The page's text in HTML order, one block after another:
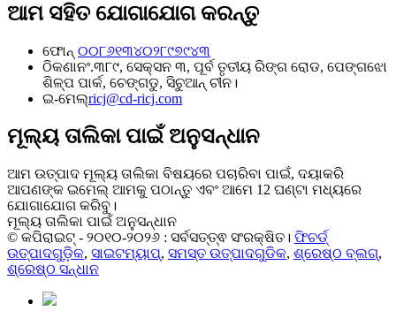
ଆମ ସହିତ ଯୋଗାଯୋଗ କରନ୍ତୁ
ଫୋନ୍‌ ୦୦୮୬୧୩୪୦୨୮୯୭୯୪୩
ଠିକଣାନଂ.୩୮୯, ସେକ୍ସନ ୩, ପୂର୍ବ ତୃତୀୟ ରିଙ୍ଗ ରୋଡ, ପେଙ୍ଗଝୋ
ଶିଳ୍ପ ପାର୍କ, ଚେଙ୍ଗଡୁ, ସିଚୁଆନ୍ ଚୀନ।
ଇ-ମେଲ୍ricj@cd-ricj.com
ମୂଲ୍ୟ ତାଲିକା ପାଇଁ ଅନୁସନ୍ଧାନ
ଆମ ଉତ୍ପାଦ ମୂଲ୍ୟ ତାଲିକା ବିଷୟରେ ପଚାରିବା ପାଇଁ, ଦୟାକରି
ଆପଣଙ୍କ ଇମେଲ୍ ଆମକୁ ପଠାନ୍ତୁ ଏବଂ ଆମେ 12 ଘଣ୍ଟା ମଧ୍ୟରେ
ଯୋଗାଯୋଗ କରିବୁ।
ମୂଲ୍ୟ ତାଲିକା ପାଇଁ ଅନୁସନ୍ଧାନ
© କପିରାଇଟ୍ - ୨୦୧୦-୨୦୨୬ : ସର୍ବସତ୍ତ୍ଵ ସଂରକ୍ଷିତ। ଫିଚର୍ଡ୍
ଉତ୍ପାଦଗୁଡ଼ିକ, ସାଇଟମ୍ୟାପ୍, ସମସ୍ତ ଉତ୍ପାଦଗୁଡିକ, ଶ୍ରେଷ୍ଠ ବ୍ଲଗ୍,
ଶ୍ରେଷ୍ଠ ସନ୍ଧାନ